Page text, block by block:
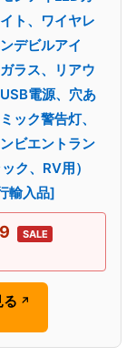
ト、ワイヤレ
デビルアイ
ラス、リアウ
電源、穴あ
ック警告灯、
ビエントラン
ク、RV用）
輸入品]
SALE
↗